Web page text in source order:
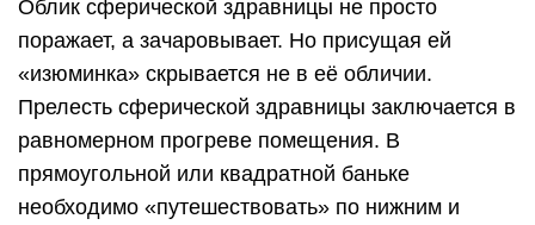
Облик сферической здравницы не просто
поражает, а зачаровывает. Но присущая ей
«изюминка» скрывается не в её обличии.
Прелесть сферической здравницы заключается в
равномерном прогреве помещения. В
прямоугольной или квадратной баньке
необходимо «путешествовать» по нижним и